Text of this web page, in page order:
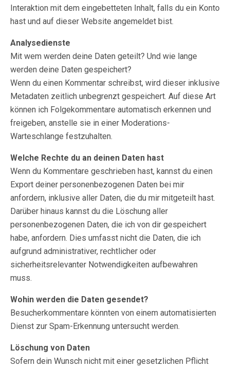
Interaktion mit dem eingebetteten Inhalt, falls du ein Konto
hast und auf dieser Website angemeldet bist.
Analysedienste
Mit wem werden deine Daten geteilt? Und wie lange
werden deine Daten gespeichert?
Wenn du einen Kommentar schreibst, wird dieser inklusive
Metadaten zeitlich unbegrenzt gespeichert. Auf diese Art
können ich Folgekommentare automatisch erkennen und
freigeben, anstelle sie in einer Moderations-
Warteschlange festzuhalten.
Welche Rechte du an deinen Daten hast
Wenn du Kommentare geschrieben hast, kannst du einen
Export deiner personenbezogenen Daten bei mir
anfordern, inklusive aller Daten, die du mir mitgeteilt hast.
Darüber hinaus kannst du die Löschung aller
personenbezogenen Daten, die ich von dir gespeichert
habe, anfordern. Dies umfasst nicht die Daten, die ich
aufgrund administrativer, rechtlicher oder
sicherheitsrelevanter Notwendigkeiten aufbewahren
muss.
Wohin werden die Daten gesendet?
Besucherkommentare könnten von einem automatisierten
Dienst zur Spam-Erkennung untersucht werden.
Löschung von Daten
Sofern dein Wunsch nicht mit einer gesetzlichen Pflicht